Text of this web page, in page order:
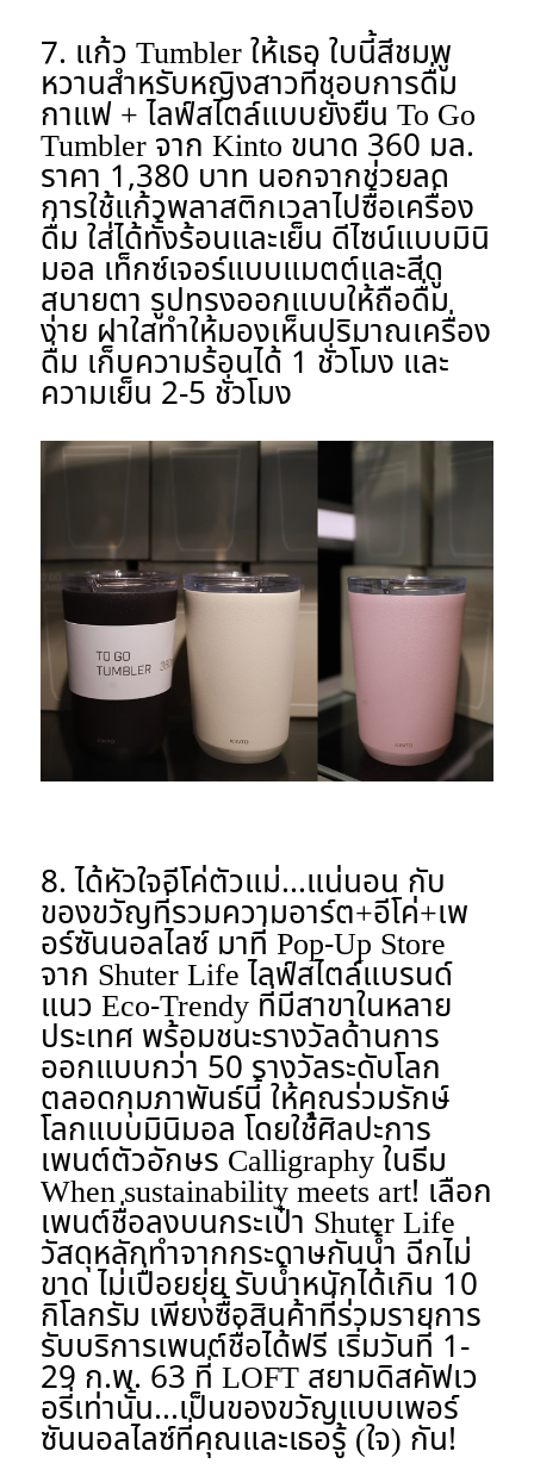
7. แก้ว Tumbler ให้เธอ ใบนี้สีชมพู
หวานสำหรับหญิงสาวที่ชอบการดื่ม
กาแฟ + ไลฟ์สไตล์แบบยั่งยืน To Go
Tumbler จาก Kinto ขนาด 360 มล.
ราคา 1,380 บาท นอกจากช่วยลด
การใช้แก้วพลาสติกเวลาไปซื้อเครื่อง
ดื่ม ใส่ได้ทั้งร้อนและเย็น ดีไซน์แบบมินิ
มอล เท็กซ์เจอร์แบบแมตต์และสีดู
สบายตา รูปทรงออกแบบให้ถือดื่ม
ง่าย ฝาใสทำให้มองเห็นปริมาณเครื่อง
ดื่ม เก็บความร้อนได้ 1 ชั่วโมง และ
ความเย็น 2-5 ชั่วโมง
8. ได้หัวใจอีโค่ตัวแม่...แน่นอน กับ
ของขวัญที่รวมความอาร์ต+อีโค่+เพ
อร์ซันนอลไลซ์มาที่ Pop-Up Store
จาก Shuter Life ไลฟ์สไตล์แบรนด์
แนว Eco-Trendy ที่มีสาขาในหลาย
ประเทศ พร้อมชนะรางวัลด้านการ
ออกแบบกว่า 50 รางวัลระดับโลก
ตลอดกุมภาพันธ์นี้ ให้คุณร่วมรักษ์
โลกแบบมินิมอล โดยใช้ศิลปะการ
เพนต์ตัวอักษร Calligraphy ในธีม
When sustainability meets art! เลือก
เพนต์ชื่อลงบนกระเป๋า Shuter Life
วัสดุหลักทำจากกระดาษกันน้ำ ฉีกไม่
ขาด ไม่เปื่อยยุ่ย รับน้ำหนักได้เกิน 10
กิโลกรัม เพียงซื้อสินค้าที่ร่วมรายการ
รับบริการเพนต์ชื่อได้ฟรี เริ่มวันที่ 1-
29 ก.พ. 63 ที่ LOFT สยามดิสคัฟเว
อรี่เท่านั้น...เป็นของขวัญแบบเพอร์
ซันนอลไลซ์ที่คุณและเธอรู้ (ใจ) กัน!